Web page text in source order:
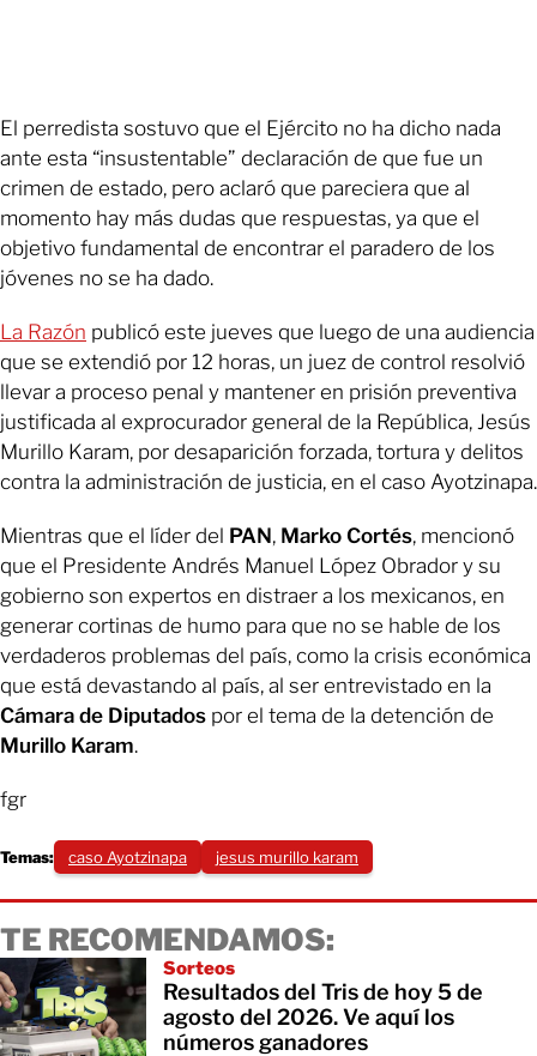
El perredista sostuvo que el Ejército no ha dicho nada
ante esta “insustentable” declaración de que fue un
crimen de estado, pero aclaró que pareciera que al
momento hay más dudas que respuestas, ya que el
objetivo fundamental de encontrar el paradero de los
jóvenes no se ha dado.
La Razón publicó este jueves que luego de una audiencia
que se extendió por 12 horas, un juez de control resolvió
llevar a proceso penal y mantener en prisión preventiva
justificada al exprocurador general de la República, Jesús
Murillo Karam, por desaparición forzada, tortura y delitos
contra la administración de justicia, en el caso Ayotzinapa.
Mientras que el líder del PAN, Marko Cortés, mencionó
que el Presidente Andrés Manuel López Obrador y su
gobierno son expertos en distraer a los mexicanos, en
generar cortinas de humo para que no se hable de los
verdaderos problemas del país, como la crisis económica
que está devastando al país, al ser entrevistado en la
Cámara de Diputados por el tema de la detención de
Murillo Karam.
fgr
Temas: caso Ayotzinapa jesus murillo karam
TE RECOMENDAMOS:
Sorteos
Resultados del Tris de hoy 5 de
agosto del 2026. Ve aquí los
números ganadores